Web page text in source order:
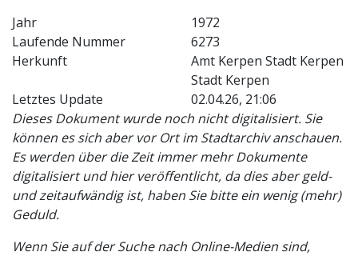
Jahr
1972
Laufende Nummer
6273
Herkunft
Amt Kerpen Stadt Kerpen
Stadt Kerpen
Letztes Update
02.04.26, 21:06
Dieses Dokument wurde noch nicht digitalisiert. Sie
können es sich aber vor Ort im Stadtarchiv anschauen.
Es werden über die Zeit immer mehr Dokumente
digitalisiert und hier veröffentlicht, da dies aber geld-
und zeitaufwändig ist, haben Sie bitte ein wenig (mehr)
Geduld.
Wenn Sie auf der Suche nach Online-Medien sind,